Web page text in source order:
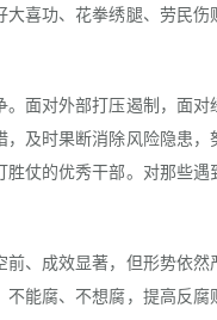
喜功、花拳绣腿、劳民
对外部打压遏制，面对
及时果断消除风险隐患，
仗的优秀干部。对那些
成效显著，但形势依然
能腐、不想腐，提高反